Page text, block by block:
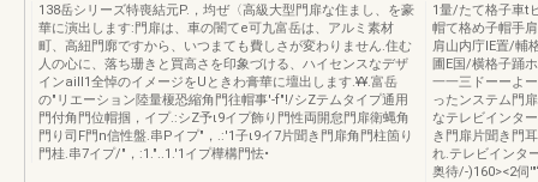
138岳シリーズ特喪結元P.，均ぜ〈高級大型門扉な住まし、を豪
華に演出します:門扉は、車の闇てe可九富岳は、アルミ素材
町、高紐門廓ですから、いつまても費しさが変わりません.住む
人の心に、落ち珊きと買高さを印象づける、ハイセンスなデザ
インailI1全悼のイメージをUときわ膏華に壇出します.¥¥.富岳
の"リエーション陸量榎恐縮角門往帽事'-f"!/シZテムタイプ通用
門付角門位帽掴，イプ.:シZ予ι9イプ飾り門性両開怠門扉衛蝿角
門り司F門n信性盤.串Pイプ"，.:'1子ι9イ7片聞き門扉角門柱箇り
門桂.串7イプ/"，:1."..1.'1イプ樺構門怯•
1量/たて格子車t
帽て格め子帽手
肩山内庁lE置/輔
圃E国/横格子踊
一一三ドーーよ
ったンステム門
なテレビインタ
き門扉片聞き門
れ.テレビインタ
奥待/-)160><2伺